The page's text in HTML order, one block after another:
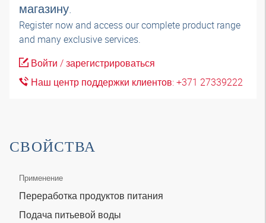
магазину.
Register now and access our complete product range
and many exclusive services.
Войти / зарегистрироваться
Наш центр поддержки клиентов: +371 27339222
СВОЙСТВА
Применение
Переработка продуктов питания
Подача питьевой воды